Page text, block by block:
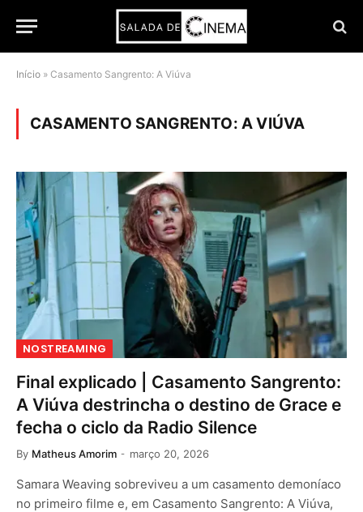
Início » Casamento Sangrento: A Viúva
CASAMENTO SANGRENTO: A VIÚVA
NOSTREAMING
Final explicado | Casamento Sangrento:
A Viúva destrincha o destino de Grace e
fecha o ciclo da Radio Silence
By Matheus Amorim março 20, 2026
Samara Weaving sobreviveu a um casamento demoníaco
no primeiro filme e, em Casamento Sangrento: A Viúva,